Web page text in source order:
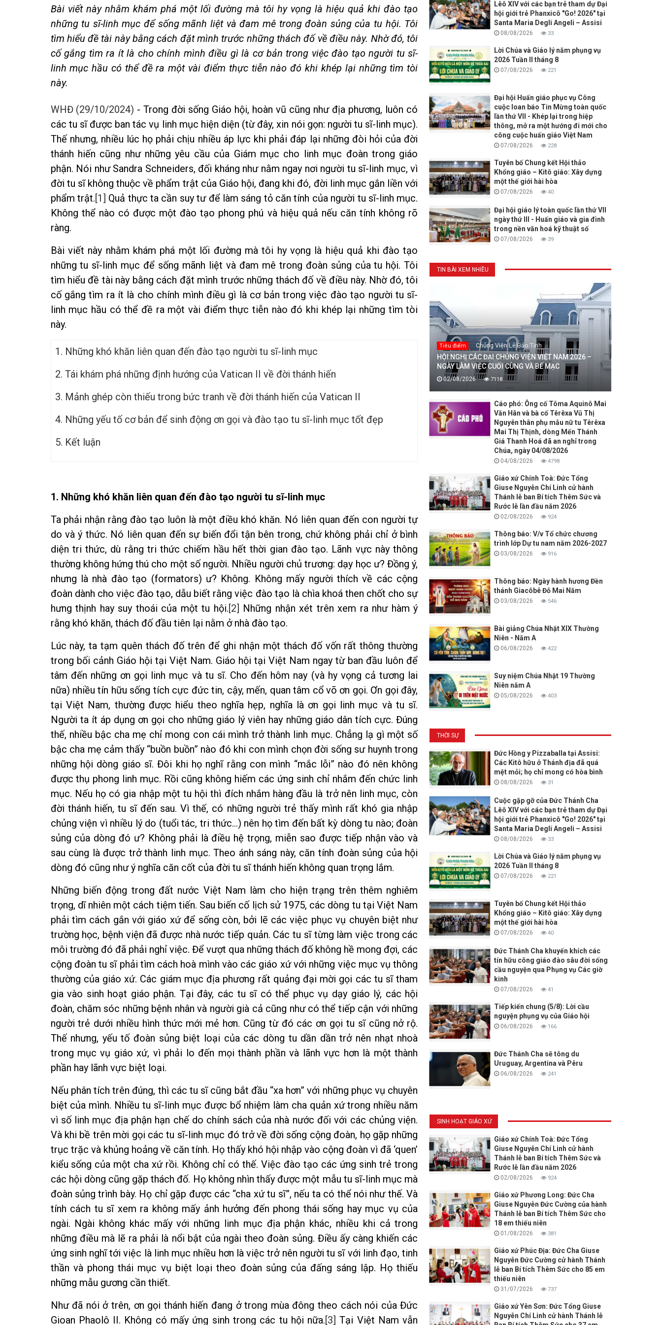
Bài viết này nhằm khám phá một lối đường mà tôi hy vọng là hiệu quả khi đào tạo
những tu sĩ-linh mục để sống mãnh liệt và đam mê trong đoàn sủng của tu hội. Tôi
tìm hiểu đề tài này bằng cách đặt mình trước những thách đố về điều này. Nhờ đó, tôi
cố gắng tìm ra ít là cho chính mình điều gì là cơ bản trong việc đào tạo người tu sĩ-
linh mục hầu có thể đề ra một vài điểm thực tiễn nào đó khi khép lại những tìm tòi
này.
WHĐ (29/10/2024) - Trong đời sống Giáo hội, hoàn vũ cũng như địa phương, luôn có
các tu sĩ được ban tác vụ linh mục hiện diện (từ đây, xin nói gọn: người tu sĩ-linh mục).
Thế nhưng, nhiều lúc họ phải chịu nhiều áp lực khi phải đáp lại những đòi hỏi của đời
thánh hiến cũng như những yêu cầu của Giám mục cho linh mục đoàn trong giáo
phận. Nói như Sandra Schneiders, đối kháng như nằm ngay nơi người tu sĩ-linh mục, vì
đời tu sĩ không thuộc về phẩm trật của Giáo hội, đang khi đó, đời linh mục gắn liền với
phẩm trật. [1]
Quả thực ta cần suy tư để làm sáng tỏ căn tính của người tu sĩ-linh mục.
Không thể nào có được một đào tạo phong phú và hiệu quả nếu căn tính không rõ
ràng.
Bài viết này nhằm khám phá một lối đường mà tôi hy vọng là hiệu quả khi đào tạo
những tu sĩ-linh mục để sống mãnh liệt và đam mê trong đoàn sủng của tu hội. Tôi
tìm hiểu đề tài này bằng cách đặt mình trước những thách đố về điều này. Nhờ đó, tôi
cố gắng tìm ra ít là cho chính mình điều gì là cơ bản trong việc đào tạo người tu sĩ-
linh mục hầu có thể đề ra một vài điểm thực tiễn nào đó khi khép lại những tìm tòi
này.
1. Những khó khăn liên quan đến đào tạo người tu sĩ-linh mục
2. Tái khám phá những định hướng của Vatican II về đời thánh hiến
3. Mảnh ghép còn thiếu trong bức tranh về đời thánh hiến của Vatican II
4. Những yếu tố cơ bản để sinh động ơn gọi và đào tạo tu sĩ-linh mục tốt đẹp
5. Kết luận
1. Những khó khăn liên quan đến đào tạo người tu sĩ-linh mục
Ta phải nhận rằng đào tạo luôn là một điều khó khăn. Nó liên quan đến con người tự
do và ý thức. Nó liên quan đến sự biến đổi tận bên trong, chứ không phải chỉ ở bình
diện tri thức, dù rằng tri thức chiếm hầu hết thời gian đào tạo. Lãnh vực này thông
thường không hứng thú cho một số người. Nhiều người chủ trương: dạy học ư? Đồng ý,
nhưng là nhà đào tạo (formators) ư? Không. Không mấy người thích về các cộng
đoàn dành cho việc đào tạo, dẫu biết rằng việc đào tạo là chìa khoá then chốt cho sự
hưng thịnh hay suy thoái của một tu hội. [2]
Những nhận xét trên xem ra như hàm ý
rằng khó khăn, thách đố đầu tiên lại nằm ở nhà đào tạo.
Lúc này, ta tạm quên thách đố trên để ghi nhận một thách đố vốn rất thông thường
trong bối cảnh Giáo hội tại Việt Nam. Giáo hội tại Việt Nam ngay từ ban đầu luôn để
tâm đến những ơn gọi linh mục và tu sĩ. Cho đến hôm nay (và hy vọng cả tương lai
nữa) nhiều tín hữu sống tích cực đức tin, cậy, mến, quan tâm cổ võ ơn gọi. Ơn gọi đây,
tại Việt Nam, thường được hiểu theo nghĩa hẹp, nghĩa là ơn gọi linh mục và tu sĩ.
Người ta ít áp dụng ơn gọi cho những giáo lý viên hay những giáo dân tích cực. Đúng
thế, nhiều bậc cha mẹ chỉ mong con cái mình trở thành linh mục. Chẳng lạ gì một số
bậc cha mẹ cảm thấy “buồn buồn” nào đó khi con mình chọn đời sống sư huynh trong
những hội dòng giáo sĩ. Đôi khi họ nghĩ rằng con mình “mắc lỗi” nào đó nên không
được thụ phong linh mục. Rồi cũng không hiếm các ứng sinh chỉ nhắm đến chức linh
mục. Nếu họ có gia nhập một tu hội thì đích nhắm hàng đầu là trở nên linh mục, còn
đời thánh hiến, tu sĩ đến sau. Vì thế, có những người trẻ thấy mình rất khó gia nhập
chủng viện vì nhiều lý do (tuổi tác, tri thức…) nên họ tìm đến bất kỳ dòng tu nào; đoàn
sủng của dòng đó ư? Không phải là điều hệ trọng, miễn sao được tiếp nhận vào và
sau cùng là được trở thành linh mục. Theo ánh sáng này, căn tính đoàn sủng của hội
dòng đó cũng như ý nghĩa căn cốt của đời tu sĩ thánh hiến không quan trọng lắm.
Những biến động trong đất nước Việt Nam làm cho hiện trạng trên thêm nghiêm
trọng, dĩ nhiên một cách tiệm tiến. Sau biến cố lịch sử 1975, các dòng tu tại Việt Nam
phải tìm cách gắn với giáo xứ để sống còn, bởi lẽ các việc phục vụ chuyên biệt như
trường học, bệnh viện đã được nhà nước tiếp quản. Các tu sĩ từng làm việc trong các
môi trường đó đã phải nghỉ việc. Để vượt qua những thách đố không hề mong đợi, các
cộng đoàn tu sĩ phải tìm cách hoà mình vào các giáo xứ với những việc mục vụ thông
thường của giáo xứ. Các giám mục địa phương rất quảng đại mời gọi các tu sĩ tham
gia vào sinh hoạt giáo phận. Tại đây, các tu sĩ có thể phục vụ dạy giáo lý, các hội
đoàn, chăm sóc những bệnh nhân và người già cả cũng như có thể tiếp cận với những
người trẻ dưới nhiều hình thức mới mẻ hơn. Cũng từ đó các ơn gọi tu sĩ cũng nở rộ.
Thế nhưng, yếu tố đoàn sủng biệt loại của các dòng tu dần dần trở nên nhạt nhoà
trong mục vụ giáo xứ, vì phải lo đến mọi thành phần và lãnh vực hơn là một thành
phần hay lãnh vực biệt loại.
Nếu phân tích trên đúng, thì các tu sĩ cũng bắt đầu “xa hơn” với những phục vụ chuyên
biệt của mình. Nhiều tu sĩ-linh mục được bổ nhiệm làm cha quản xứ trong nhiều năm
vì số linh mục địa phận hạn chế do chính sách của nhà nước đối với các chủng viện.
Và khi bề trên mời gọi các tu sĩ-linh mục đó trở về đời sống cộng đoàn, họ gặp những
trục trặc và khủng hoảng về căn tính. Họ thấy khó hội nhập vào cộng đoàn vì đã ‘quen’
kiểu sống của một cha xứ rồi. Không chỉ có thế. Việc đào tạo các ứng sinh trẻ trong
các hội dòng cũng gặp thách đố. Họ không nhìn thấy được một mẫu tu sĩ-linh mục mà
đoàn sủng trình bày. Họ chỉ gặp được các “cha xứ tu sĩ”, nếu ta có thể nói như thế. Và
tính cách tu sĩ xem ra không mấy ảnh hưởng đến phong thái sống hay mục vụ của
ngài. Ngài không khác mấy với những linh mục địa phận khác, nhiều khi cả trong
những điều mà lẽ ra phải là nổi bật của ngài theo đoàn sủng. Điều ấy càng khiến các
ứng sinh nghĩ tới việc là linh mục nhiều hơn là việc trở nên người tu sĩ với linh đạo, tinh
thần và phong thái mục vụ biệt loại theo đoàn sủng của đấng sáng lập. Họ thiếu
những mẫu gương cần thiết.
Như đã nói ở trên, ơn gọi thánh hiến đang ở trong mùa đông theo cách nói của Đức
Gioan Phaolô II. Không có mấy ứng sinh trong các tu hội nữa. [3] Tại Việt Nam vẫn
Lêô XIV với các bạn trẻ tham dự Đại
hội giới trẻ Phanxicô "Go! 2026" tại
Santa Maria Degli Angeli – Assisi
08/08/2026 33
Lời Chúa và Giáo lý năm phụng vụ
2026 Tuần II tháng 8
07/08/2026 221
Đại hội Huấn giáo phục vụ Công
cuộc loan báo Tin Mừng toàn quốc
lần thứ VII - Khép lại trong hiệp
thông, mở ra một hướng đi mới cho
công cuộc huấn giáo Việt Nam
07/08/2026 228
Tuyên bố Chung kết Hội thảo
Khổng giáo – Kitô giáo: Xây dựng
một thế giới hài hòa
07/08/2026 40
Đại hội giáo lý toàn quốc lần thứ VII
ngày thứ III - Huấn giáo và gia đình
trong nền văn hoá kỹ thuật số
07/08/2026 39
TIN BÀI XEM NHIỀU
Tiêu điểm Chủng Viện Lê Bảo Tịnh
HỘI NGHỊ CÁC ĐẠI CHỦNG VIỆN VIỆT NAM 2026 –
NGÀY LÀM VIỆC CUỐI CÙNG VÀ BẾ MẠC
02/08/2026 7118
Cáo phó: Ông cố Tôma Aquinô Mai
Văn Hân và bà cố Têrêxa Vũ Thị
Nguyên thân phụ mẫu nữ tu Têrêxa
Mai Thị Thịnh, dòng Mến Thánh
Giá Thanh Hoá đã an nghỉ trong
Chúa, ngày 04/08/2026
04/08/2026 4798
Giáo xứ Chính Toà: Đức Tổng
Giuse Nguyễn Chí Linh cử hành
Thánh lễ ban Bí tích Thêm Sức và
Rước lễ lần đầu năm 2026
02/08/2026 924
Thông báo: V/v Tổ chức chương
trình lớp Dự tu nam năm 2026-2027
03/08/2026 916
Thông báo: Ngày hành hương Đền
thánh Giacôbê Đỗ Mai Năm
03/08/2026 546
Bài giảng Chúa Nhật XIX Thường
Niên - Năm A
06/08/2026 422
Suy niệm Chúa Nhật 19 Thường
Niên năm A
05/08/2026 403
THỜI SỰ
Đức Hồng y Pizzaballa tại Assisi:
Các Kitô hữu ở Thánh địa đã quá
mệt mỏi; họ chỉ mong có hòa bình
08/08/2026 31
Cuộc gặp gỡ của Đức Thánh Cha
Lêô XIV với các bạn trẻ tham dự Đại
hội giới trẻ Phanxicô "Go! 2026" tại
Santa Maria Degli Angeli – Assisi
08/08/2026 33
Lời Chúa và Giáo lý năm phụng vụ
2026 Tuần II tháng 8
07/08/2026 221
Tuyên bố Chung kết Hội thảo
Khổng giáo – Kitô giáo: Xây dựng
một thế giới hài hòa
07/08/2026 40
Đức Thánh Cha khuyến khích các
tín hữu công giáo đào sâu đời sống
cầu nguyện qua Phụng vụ Các giờ
kinh
07/08/2026 41
Tiếp kiến chung (5/8): Lời cầu
nguyện phụng vụ của Giáo hội
06/08/2026 166
Đức Thánh Cha sẽ tông du
Uruguay, Argentina và Pêru
06/08/2026 241
SINH HOẠT GIÁO XỨ
Giáo xứ Chính Toà: Đức Tổng
Giuse Nguyễn Chí Linh cử hành
Thánh lễ ban Bí tích Thêm Sức và
Rước lễ lần đầu năm 2026
02/08/2026 924
Giáo xứ Phương Long: Đức Cha
Giuse Nguyễn Đức Cường của hành
Thánh lễ ban Bí tích Thêm Sức cho
18 em thiếu niên
01/08/2026 381
Giáo xứ Phúc Địa: Đức Cha Giuse
Nguyễn Đức Cường cử hành Thánh
lễ ban Bí tích Thêm Sức cho 85 em
thiếu niên
31/07/2026 737
Giáo xứ Yên Sơn: Đức Tổng Giuse
Nguyễn Chí Linh cử hành Thánh lễ